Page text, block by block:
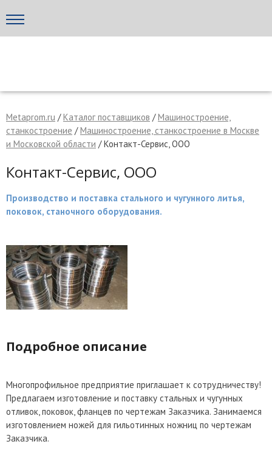
МЕТАПРОМ - российский торгово-промышленный портал
Написать поставщику
Отмена Отправить сообщение
Metaprom.ru /Каталог поставщиков /Машиностроение,
станкостроение /Машиностроение, станкостроение в Москве
и Московской области / Контакт-Сервис, ООО
Контакт-Сервис, ООО
Производство и поставка стального и чугунного литья,
поковок, станочного оборудования.
Подробное описание
Многопрофильное предприятие приглашает к сотрудничеству!
Предлагаем изготовление и поставку стальных и чугунных
отливок, поковок, фланцев по чертежам Заказчика. Занимаемся
изготовлением ножей для гильотинных ножниц по чертежам
Заказчика.